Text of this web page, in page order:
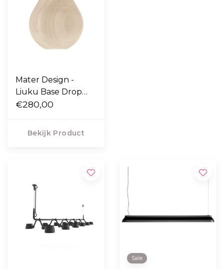
Mater Design -
Liuku Base Drop
hanglamp
€280,00
Bekijk Product
Sale